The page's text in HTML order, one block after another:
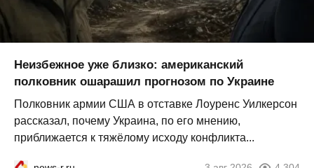
Неизбежное уже близко: американский
полковник ошарашил прогнозом по Украине
Полковник армии США в отставке Лоуренс Уилкерсон
рассказал, почему Украина, по его мнению,
приближается к тяжёлому исходу конфликта...